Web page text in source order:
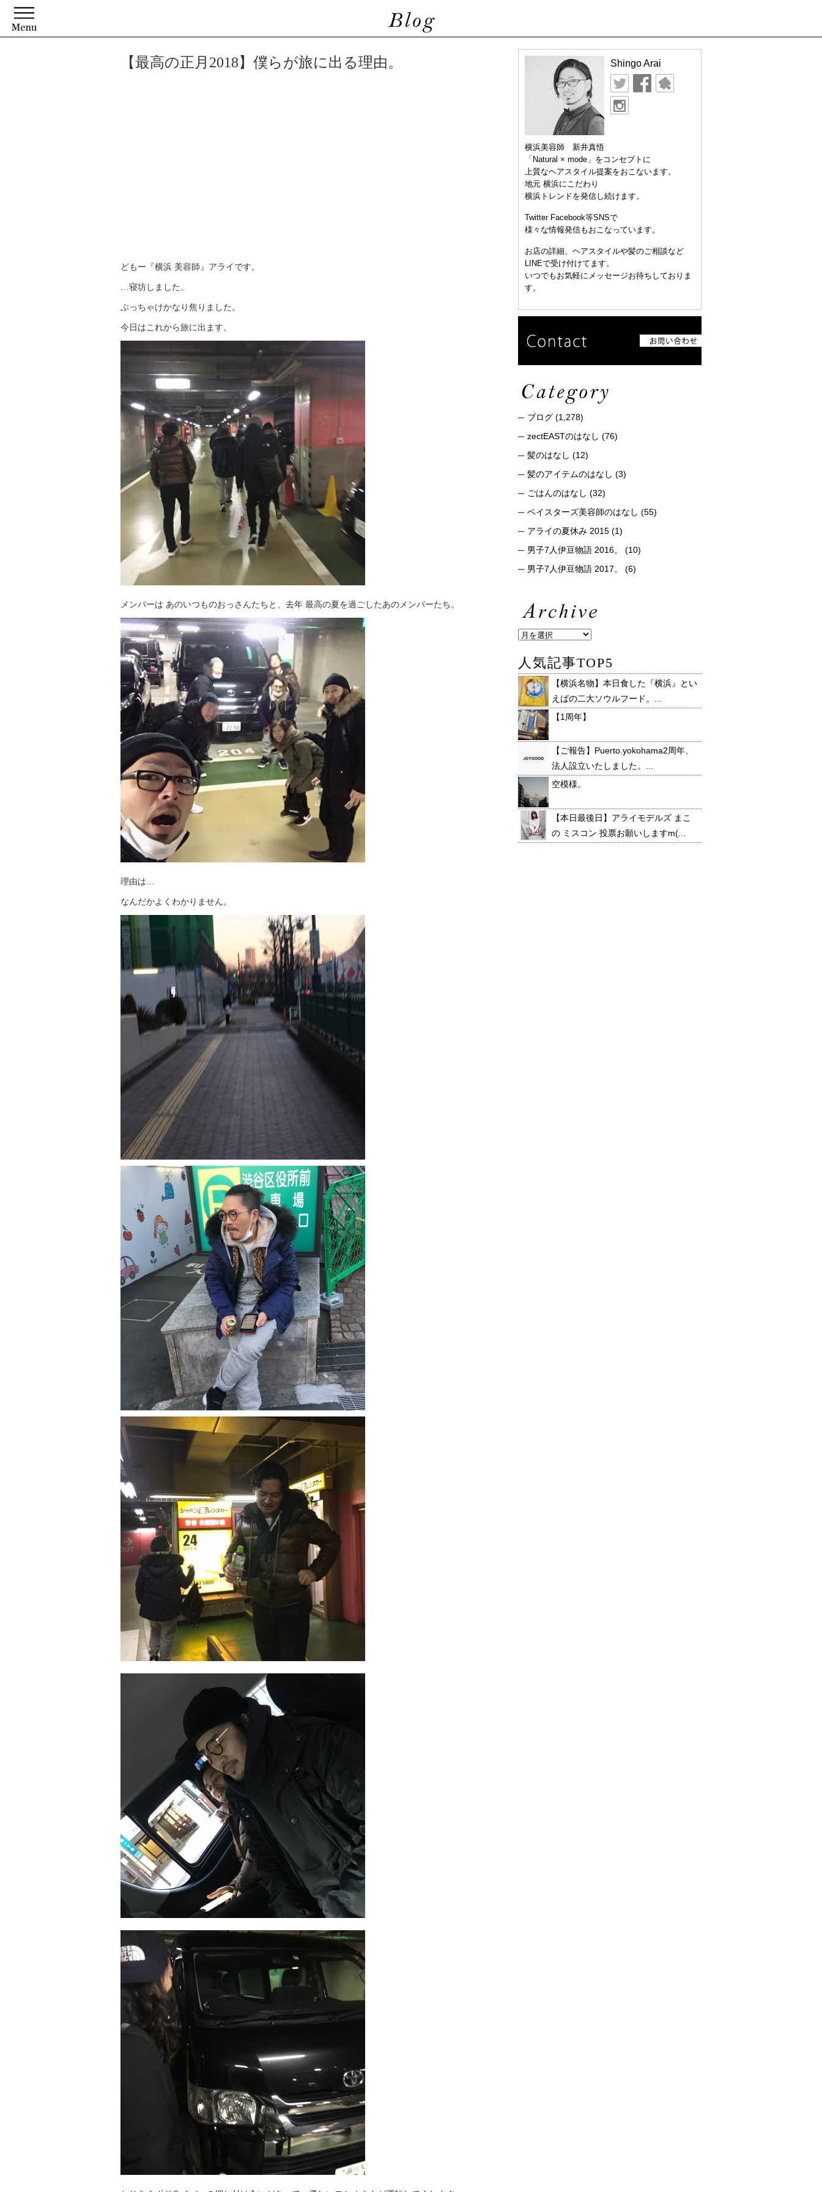
【最高の正月2018】僕らが旅に出る理由。
どもー『横浜 美容師』アライです。
…寝坊しました。
ぶっちゃけかなり焦りました。
今日はこれから旅に出ます。
メンバーは あのいつものおっさんたちと、去年 最高の夏を過ごしたあのメンバーたち。
理由は…
なんだかよくわかりません。
Shingo Arai
横浜美容師 新井真悟
「Natural × mode」をコンセプトに
上質なヘアスタイル提案をおこないます。
地元 横浜にこだわり
横浜トレンドを発信し続けます。
Twitter Facebook等SNSで
様々な情報発信もおこなっています。
お店の詳細、ヘアスタイルや髪のご相談など
LINEで受け付けてます。
いつでもお気軽にメッセージお待ちしておりま
す。
ブログ (1,278)
zectEASTのはなし (76)
髪のはなし (12)
髪のアイテムのはなし (3)
ごはんのはなし (32)
ベイスターズ美容師のはなし (55)
アライの夏休み 2015 (1)
男子7人伊豆物語 2016。
(10)
男子7人伊豆物語 2017。
(6)
人気記事TOP5
【横浜名物】本日食した『横浜』とい
えばの二大ソウルフード。...
【1周年】
【ご報告】Puerto.yokohama2周年、
法人設立いたしました。...
空模様。
【本日最後日】アライモデルズ まこ
の ミスコン 投票お願いしますm(...